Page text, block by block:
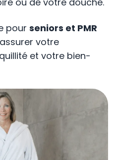
pour seniors et PMR
votre
et votre bien-